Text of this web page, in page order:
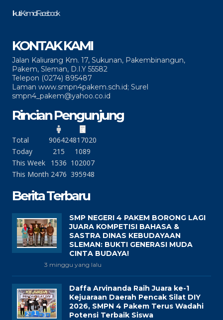
Ikuti Kami di Facebook
KONTAK KAMI
Jalan Kaliurang Km. 17, Sukunan, Pakembinangun,
Pakem, Sleman, D.I.Y 55582
Telepon (0274) 895487
Laman www.smpn4pakem.sch.id; Surel
smpn4_pakem@yahoo.co.id
Rincian Pengunjung
Total 906424817020
Today
215
1089
This Week
1536 102007
This Month 2476 395948
Berita Terbaru
SMP NEGERI 4 PAKEM BORONG LAGI
JUARA KOMPETISI BAHASA &
SASTRA DINAS KEBUDAYAAN
SLEMAN: BUKTI GENERASI MUDA
CINTA BUDAYA!
3 minggu yang lalu
Daffa Arvinanda Raih Juara ke-1
Kejuaraan Daerah Pencak Silat DIY
2026, SMPN 4 Pakem Terus Wadahi
Potensi Terbaik Siswa